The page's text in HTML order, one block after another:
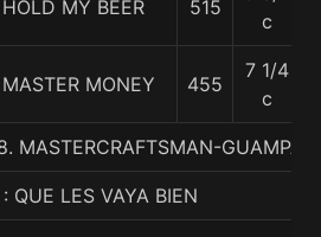
HOLD MY BEER 515
c
MASTER MONEY 455
7 1/4
c
MASTERCRAFTSMAN-GUAMPA-
QUE LES VAYA BIEN